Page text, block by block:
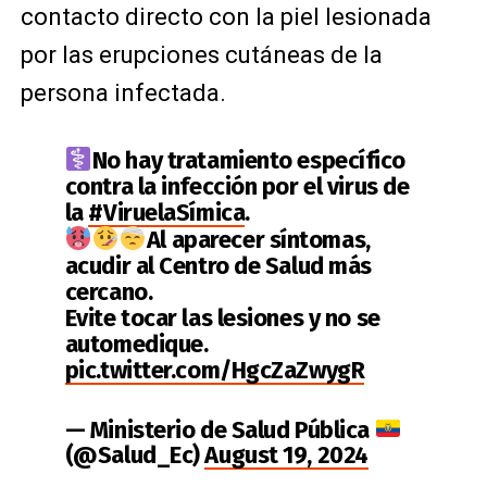
contacto directo con la piel lesionada
por las erupciones cutáneas de la
persona infectada.
No hay tratamiento específico
contra la infección por el virus de
la#ViruelaSímica.
Al aparecer síntomas,
acudir al Centro de Salud más
cercano.
Evite tocar las lesiones y no se
automedique.
pic.twitter.com/HgcZaZwygR
— Ministerio de Salud Pública
(@Salud_Ec)August 19, 2024